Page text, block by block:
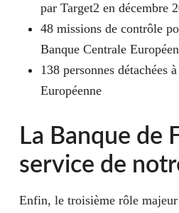
par Target2 en décembre
48 missions de contrôle
Banque Centrale
138 personnes détachées
Européenne
La Banque de
service de
Enfin, le troisième rôle majeur